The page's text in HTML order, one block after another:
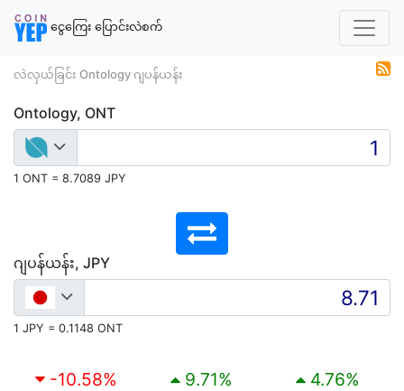
ငွေကြေး ပြောင်းလဲစက်
လဲလှယ်ခြင်း Ontology ဂျပန်ယန်း
Ontology, ONT
1 ONT = 8.7089 JPY
ဂျပန်ယန်း, JPY
1 JPY = 0.1148 ONT
-10.58% 9.71% 4.76%